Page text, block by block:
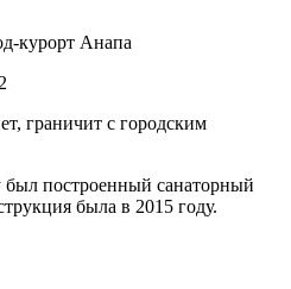
курорт Анапа
граничит с городским
был построенный санаторный
была в 2015 году.